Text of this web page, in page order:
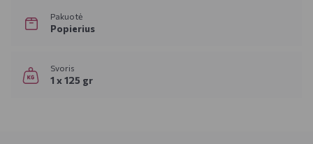
Pakuotė
Popierius
Svoris
1 x 125 gr